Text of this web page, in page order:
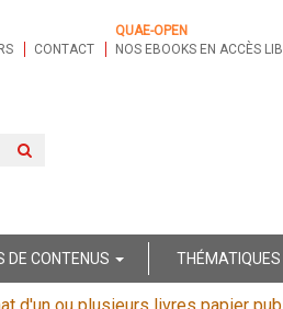
CONTACT
QUAE-OPEN
NOS EBOOKS EN ACCÈS
DE CONTENUS THÉMATIQUES
d'un ou plusieurs livres papier